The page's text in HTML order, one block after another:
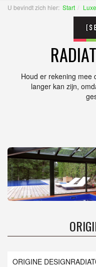
U bevindt zich hier: Start
Houd er rekening mee
langer kan zijn,
ORIGINE